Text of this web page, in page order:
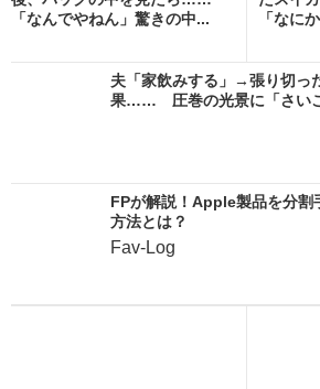
「なんでやねん」驚きの中...
「なに
夫「家飲みする」→張り切っ
果…… 圧巻の光景に「さい
FPが解説！Apple製品を分割
方法とは？
Fav-Log